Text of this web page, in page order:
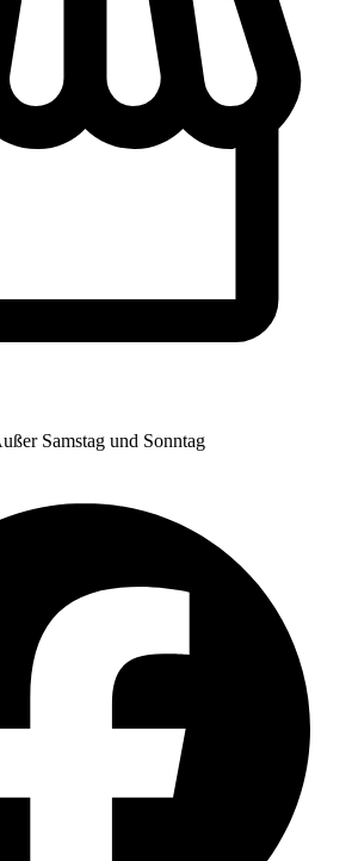
Samstag und Sonntag